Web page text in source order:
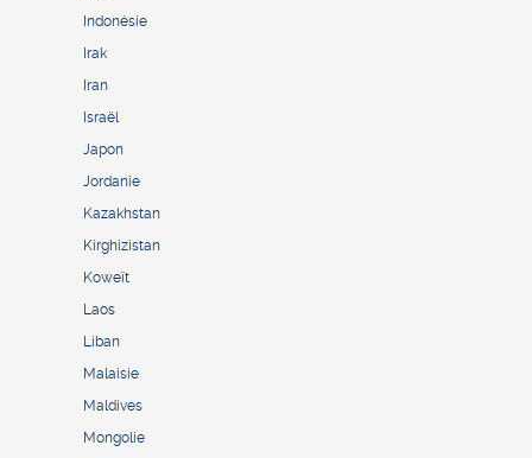
Indonésie
Irak
Iran
Israël
Japon
Jordanie
Kazakhstan
Kirghizistan
Koweït
Laos
Liban
Malaisie
Maldives
Mongolie